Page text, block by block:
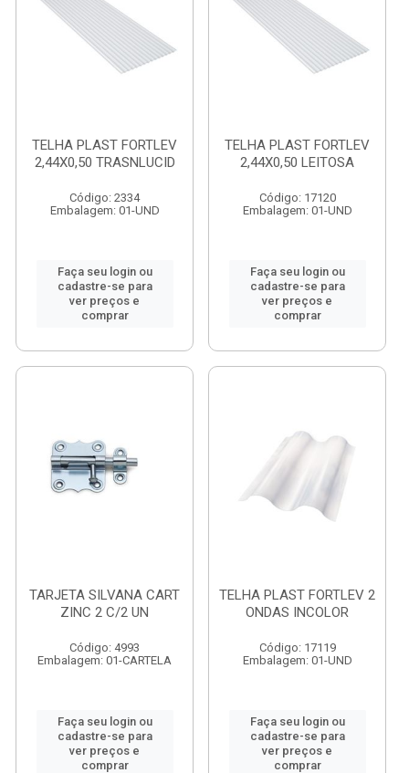
TELHA PLAST FORTLEV
2,44X0,50 TRASNLUCID
Código: 2334
Embalagem: 01-UND
Faça seu login ou
cadastre-se para
ver preços e
comprar
TELHA PLAST FORTLEV
2,44X0,50 LEITOSA
Código: 17120
Embalagem: 01-UND
Faça seu login ou
cadastre-se para
ver preços e
comprar
TARJETA SILVANA CART
ZINC 2 C/2 UN
Código: 4993
Embalagem: 01-CARTELA
Faça seu login ou
cadastre-se para
ver preços e
comprar
TELHA PLAST FORTLEV 2
ONDAS INCOLOR
Código: 17119
Embalagem: 01-UND
Faça seu login ou
cadastre-se para
ver preços e
comprar